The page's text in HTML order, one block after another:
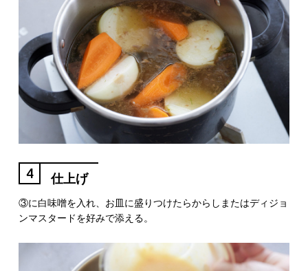
4 仕上げ
③に白味噌を入れ、お皿に盛りつけたらからしまたはディジョ
ンマスタードを好みで添える。